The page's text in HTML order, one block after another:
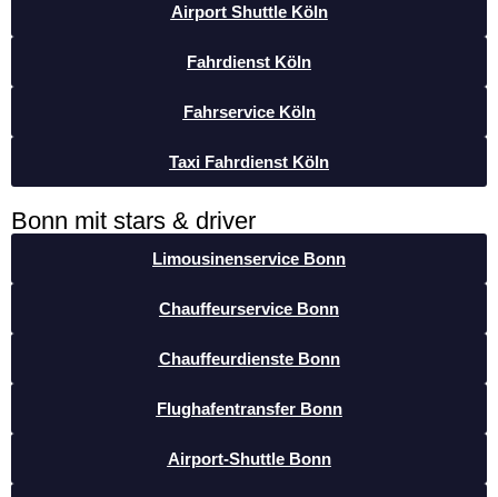
Airport Shuttle Köln
Fahrdienst Köln
Fahrservice Köln
Taxi Fahrdienst Köln
Bonn mit stars & driver
Limousinenservice Bonn
Chauffeurservice Bonn
Chauffeurdienste Bonn
Flughafentransfer Bonn
Airport-Shuttle Bonn